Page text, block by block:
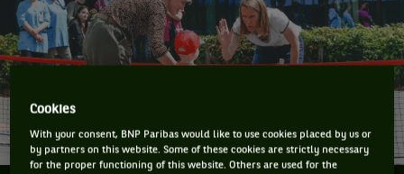
Cookies
With your consent, BNP Paribas would like to use cookies placed by us or
by partners on this website. Some of these cookies are strictly necessary
for the proper functioning of this website. Others are used for the